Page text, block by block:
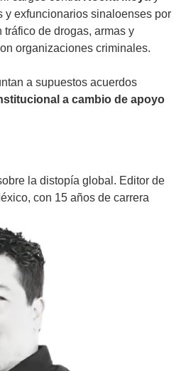
y exfuncionarios sinaloenses por
de drogas, armas y
organizaciones criminales.
a supuestos acuerdos
a cambio de apoyo
la distopía global. Editor de
con 15 años de carrera